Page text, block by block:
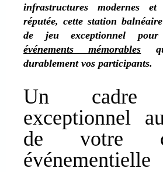
infrastructures modernes et
réputée, cette station
de jeu exceptionnel pour
événements mémorables
durablement vos participants.
Un cadre
exceptionnel
de votre
événementielle